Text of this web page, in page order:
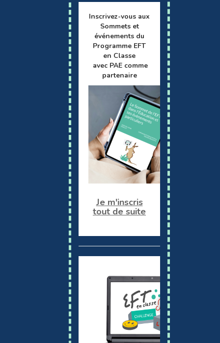
Inscrivez-vous aux
Sommets et
événements du
Programme EFT
en Classe
avec PAE comme
partenaire
Je m'inscris
tout de suite